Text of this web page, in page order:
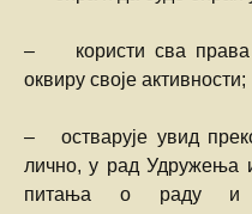
– користи сва права
оквиру своје активности;
– остварује увид
лично, у рад Удружења
питања о раду и